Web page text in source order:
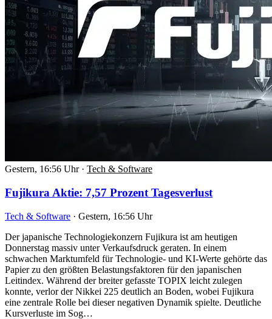
Gestern, 16:56 Uhr · Tech & Software
Fujikura Aktie: 7,57 Prozent Tagesverlust
Tech & Software · Gestern, 16:56 Uhr
Der japanische Technologiekonzern Fujikura ist am heutigen
Donnerstag massiv unter Verkaufsdruck geraten. In einem
schwachen Marktumfeld für Technologie- und KI-Werte gehörte das
Papier zu den größten Belastungsfaktoren für den japanischen
Leitindex. Während der breiter gefasste TOPIX leicht zulegen
konnte, verlor der Nikkei 225 deutlich an Boden, wobei Fujikura
eine zentrale Rolle bei dieser negativen Dynamik spielte. Deutliche
Kursverluste im Sog…